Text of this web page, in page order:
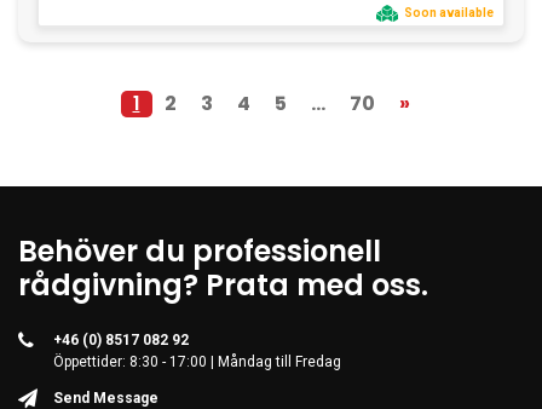
Soon available
1 2 3 4 5 ... 70 »
Behöver du professionell
rådgivning? Prata med oss.
+46 (0) 8517 082 92
Öppettider: 8:30 - 17:00 | Måndag till Fredag
Send Message